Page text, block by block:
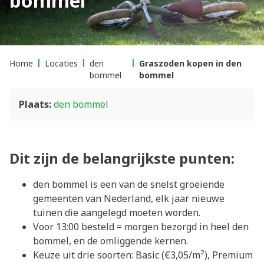
Home Locaties
den
bommel
Graszoden kopen in den
bommel
Plaats:den bommel
Dit zijn de belangrijkste punten:
den bommel is een van de snelst groeiende
gemeenten van Nederland, elk jaar nieuwe
tuinen die aangelegd moeten worden.
Voor 13:00 besteld = morgen bezorgd in heel den
bommel, en de omliggende kernen.
Keuze uit drie soorten: Basic (€3,05/m²), Premium